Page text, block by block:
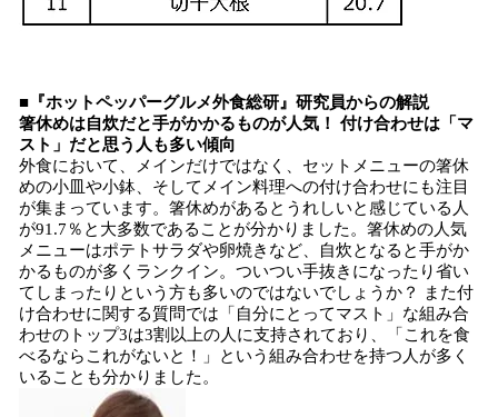
■『ホットペッパーグルメ外食総研』研究員からの解説
箸休めは自炊だと手がかかるものが人気！ 付け合わせは「マ
スト」だと思う人も多い傾向
外食において、メインだけではなく、セットメニューの箸休
めの小皿や小鉢、そしてメイン料理への付け合わせにも注目
が集まっています。箸休めがあるとうれしいと感じている人
が91.7％と大多数であることが分かりました。箸休めの人気
メニューはポテトサラダや卵焼きなど、自炊となると手がか
かるものが多くランクイン。ついつい手抜きになったり省い
てしまったりという方も多いのではないでしょうか？ また付
け合わせに関する質問では「自分にとってマスト」な組み合
わせのトップ3は3割以上の人に支持されており、「これを食
べるならこれがないと！」という組み合わせを持つ人が多く
いることも分かりました。